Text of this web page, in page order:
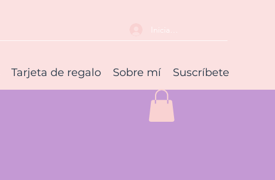
Iniciar sesión
Tarjeta de regalo Sobre mí Suscríbete